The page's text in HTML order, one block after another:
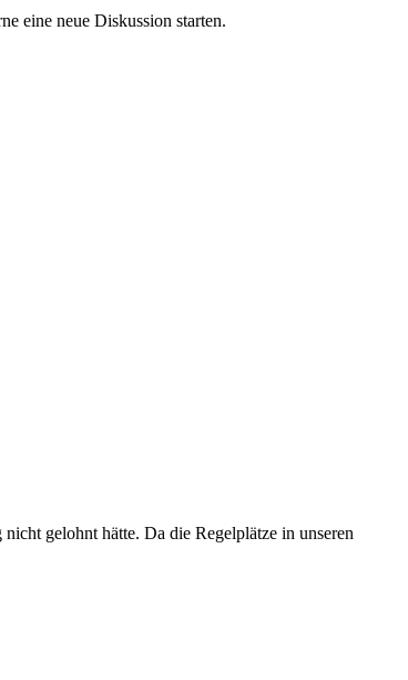
eine neue Diskussion starten.
gelohnt hätte. Da die Regelplätze in unseren